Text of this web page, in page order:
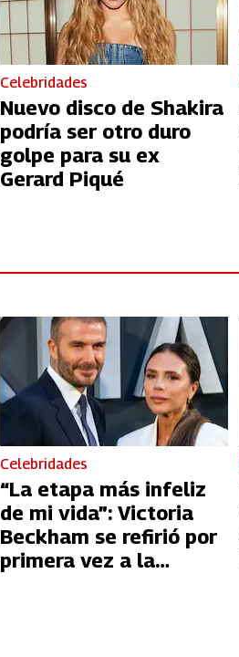
Celebridades
Nuevo disco de Shakira
podría ser otro duro
golpe para su ex
Gerard Piqué
Celebridades
“La etapa más infeliz
de mi vida”: Victoria
Beckham se refirió por
primera vez a la